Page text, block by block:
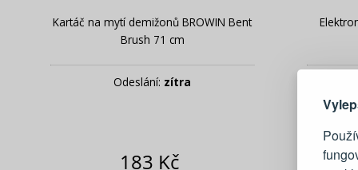
Kartáč na mytí demižonů BROWIN Bent
Brush 71 cm
Odeslání: zítra
183 Kč